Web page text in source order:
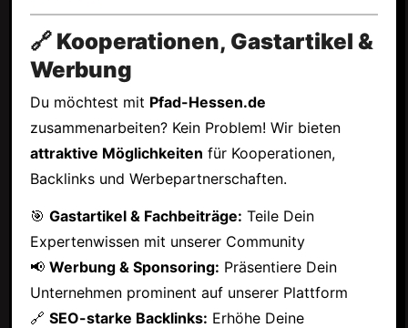
🔗 Kooperationen, Gastartikel &
Werbung
Du möchtest mit Pfad-Hessen.de
zusammenarbeiten? Kein Problem! Wir bieten
attraktive Möglichkeiten für Kooperationen,
Backlinks und Werbepartnerschaften.
🎯 Gastartikel & Fachbeiträge: Teile Dein
Expertenwissen mit unserer Community
📢 Werbung & Sponsoring: Präsentiere Dein
Unternehmen prominent auf unserer Plattform
🔗 SEO-starke Backlinks: Erhöhe Deine